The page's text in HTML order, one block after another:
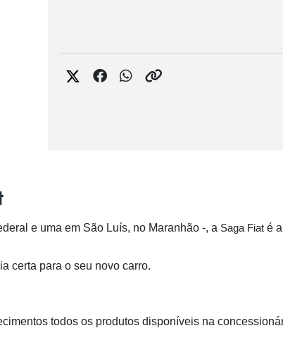
e uma em São Luís, no Maranhão -, a Saga Fiat é
certa para o seu novo carro.
todos os produtos disponíveis na